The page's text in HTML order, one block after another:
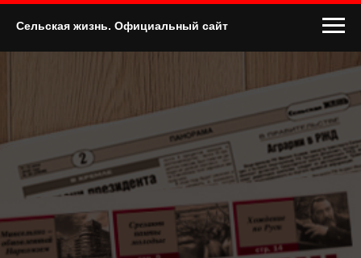
Сельская жизнь. Официальный сайт